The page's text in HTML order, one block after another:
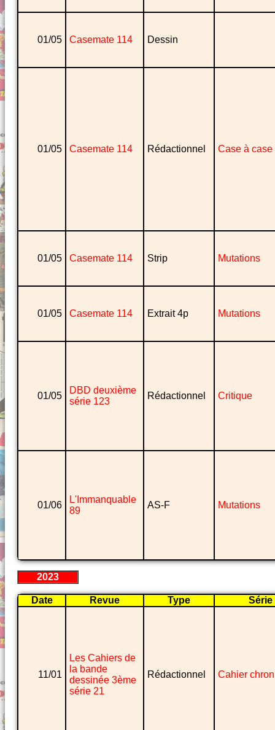
01/05 Casemate 114 Dessin
01/05 Casemate 114 Rédactionnel Case à case
01/05 Casemate 114 Strip Mutations
01/05 Casemate 114 Extrait 4p Mutations
01/05
DBD deuxième
série 123
Rédactionnel Critique
01/06
L'Immanquable
89
AS-F Mutations
2023
Date Revue Type Série
11/01
Les Cahiers de
la bande
dessinée 3ème
série 21
Rédactionnel Cahier